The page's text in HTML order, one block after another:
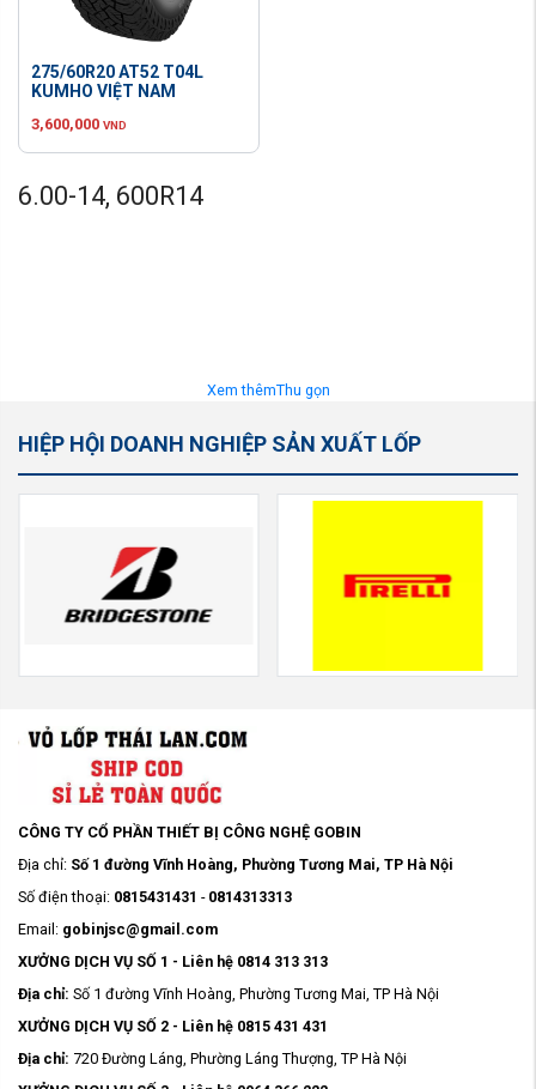
275/60R20 AT52 T04L
KUMHO VIỆT NAM
3,600,000 VND
6.00-14, 600R14
Xem thêmThu gọn
HIỆP HỘI DOANH NGHIỆP SẢN XUẤT LỐP
CÔNG TY CỔ PHẦN THIẾT BỊ CÔNG NGHỆ GOBIN
Địa chỉ: Số 1 đường Vĩnh Hoàng, Phường Tương Mai, TP Hà Nội
Số điện thoại: 0815431431 - 0814313313
Email: gobinjsc@gmail.com
XƯỞNG DỊCH VỤ SỐ 1 - Liên hệ 0814 313 313
Địa chỉ: Số 1 đường Vĩnh Hoàng, Phường Tương Mai, TP Hà Nội
XƯỞNG DỊCH VỤ SỐ 2 - Liên hệ 0815 431 431
Địa chỉ: 720 Đường Láng, Phường Láng Thượng, TP Hà Nội